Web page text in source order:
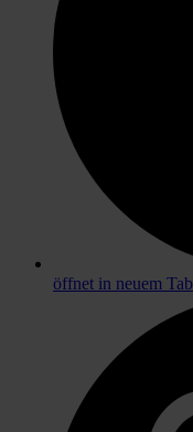
öffnet in neuem Tab